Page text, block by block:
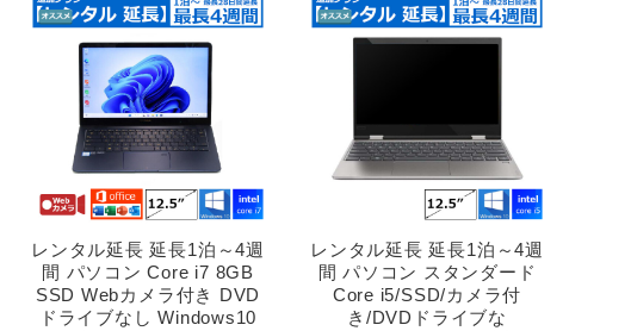
レンタル延長 延長1泊～4週
間 パソコン Core i7 8GB
SSD Webカメラ付き DVD
ドライブなし Windows10
レンタル延長 延長1泊～4週
間 パソコン スタンダード
Core i5/SSD/カメラ付
き/DVDドライブな